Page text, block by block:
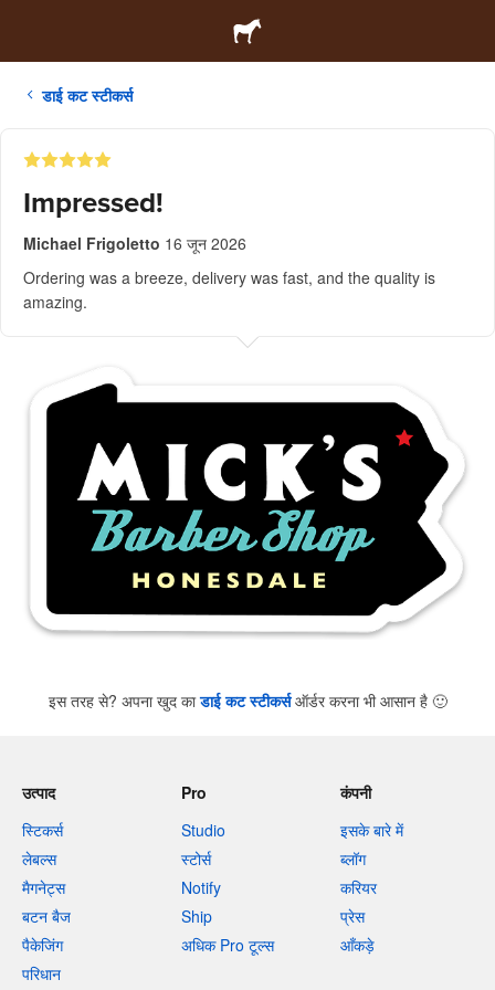
डाई कट स्टीकर्स
Impressed!
Michael Frigoletto 16 जून 2026
Ordering was a breeze, delivery was fast, and the quality is
amazing.
इस तरह से? अपना खुद काडाई कट स्टीकर्सऑर्डर करना भी आसान है 🙂
उत्पाद
स्टिकर्स
लेबल्स
मैगनेट्स
बटन बैज
पैकेजिंग
परिधान
Pro
Studio
स्टोर्स
Notify
Ship
अधिक Pro टूल्स
कंपनी
इसके बारे में
ब्लॉग
करियर
प्रेस
आँकड़े